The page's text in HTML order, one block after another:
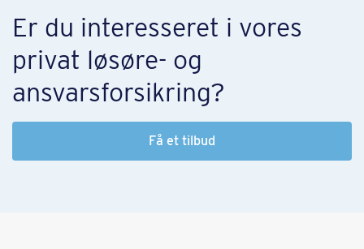
Er du interesseret i vores
privat løsøre- og
ansvarsforsikring?
Få et tilbud